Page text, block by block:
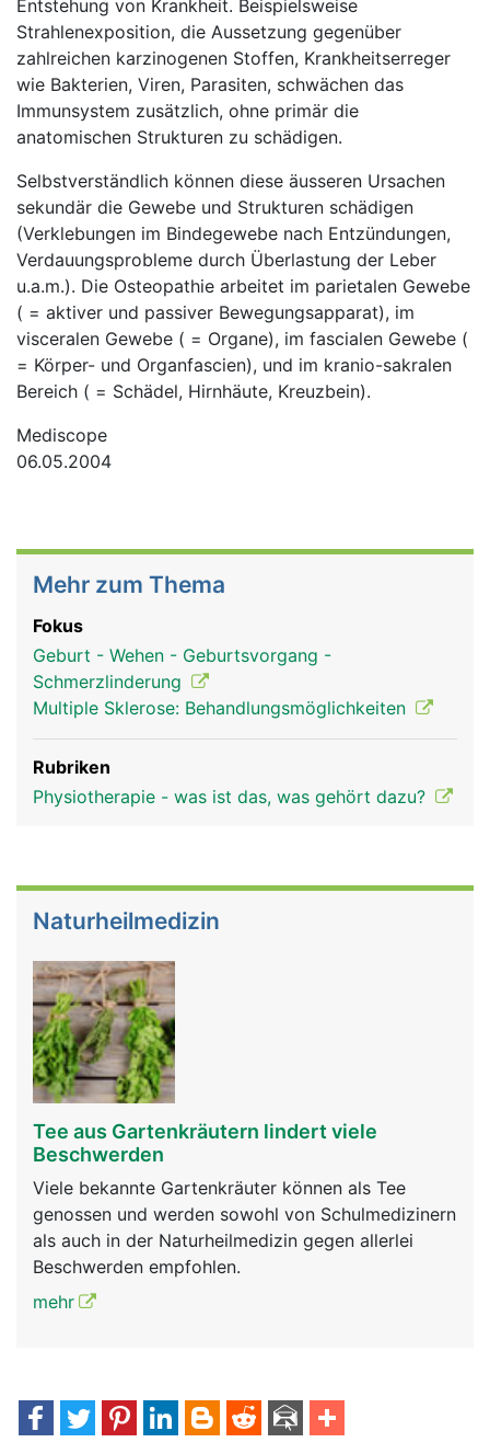
Entstehung von Krankheit. Beispielsweise
Strahlenexposition, die Aussetzung gegenüber
zahlreichen karzinogenen Stoffen, Krankheitserreger
wie Bakterien, Viren, Parasiten, schwächen das
Immunsystem zusätzlich, ohne primär die
anatomischen Strukturen zu schädigen.
Selbstverständlich können diese äusseren Ursachen
sekundär die Gewebe und Strukturen schädigen
(Verklebungen im Bindegewebe nach Entzündungen,
Verdauungsprobleme durch Überlastung der Leber
u.a.m.). Die Osteopathie arbeitet im parietalen Gewebe
( = aktiver und passiver Bewegungsapparat), im
visceralen Gewebe ( = Organe), im fascialen Gewebe (
= Körper- und Organfascien), und im kranio-sakralen
Bereich ( = Schädel, Hirnhäute, Kreuzbein).
Mediscope
06.05.2004
Mehr zum Thema
Fokus
Geburt - Wehen - Geburtsvorgang -
Schmerzlinderung
Multiple Sklerose: Behandlungsmöglichkeiten
Rubriken
Physiotherapie - was ist das, was gehört dazu?
Naturheilmedizin
Tee aus Gartenkräutern lindert viele
Beschwerden
Viele bekannte Gartenkräuter können als Tee
genossen und werden sowohl von Schulmedizinern
als auch in der Naturheilmedizin gegen allerlei
Beschwerden empfohlen.
mehr